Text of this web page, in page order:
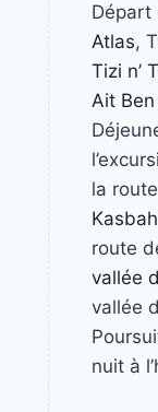
Départ
Atlas,
Tizi n’
Ait
la
route
vallée
vallée
nuit à